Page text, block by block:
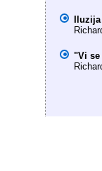
"Vi se